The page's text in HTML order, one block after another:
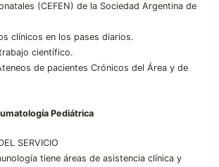
(CEFEN) de la Sociedad Argentina de
clínicos en los pases diarios.
científico.
de pacientes Crónicos del Área y de
Pediátrica
SERVICIO
tiene áreas de asistencia clínica y